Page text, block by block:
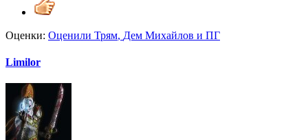
Оценки: Оценили Трям, Дем Михайлов и ПГ
Limilor